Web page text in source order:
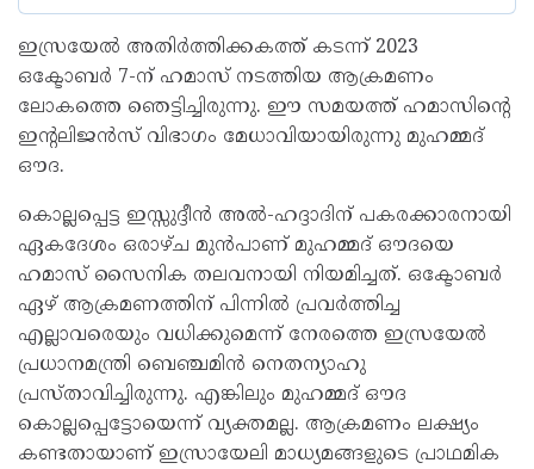
ഇസ്രയേല്‍ അതിര്‍ത്തിക്കകത്ത് കടന്ന് 2023
ഒക്ടോബര്‍ 7-ന് ഹമാസ് നടത്തിയ ആക്രമണം
ലോകത്തെ ഞെട്ടിച്ചിരുന്നു. ഈ സമയത്ത് ഹമാസിന്റെ
ഇന്റലിജന്‍സ് വിഭാഗം മേധാവിയായിരുന്നു മുഹമ്മദ്
ഔദ.
കൊല്ലപ്പെട്ട ഇസ്സുദ്ദീന്‍ അല്‍-ഹദ്ദാദിന് പകരക്കാരനായി
ഏകദേശം ഒരാഴ്ച മുന്‍പാണ് മുഹമ്മദ് ഔദയെ
ഹമാസ് സൈനിക തലവനായി നിയമിച്ചത്. ഒക്ടോബര്‍
ഏഴ് ആക്രമണത്തിന് പിന്നില്‍ പ്രവര്‍ത്തിച്ച
എല്ലാവരെയും വധിക്കുമെന്ന് നേരത്തെ ഇസ്രയേല്‍
പ്രധാനമന്ത്രി ബെഞ്ചമിന്‍ നെതന്യാഹു
പ്രസ്താവിച്ചിരുന്നു. എങ്കിലും മുഹമ്മദ് ഔദ
കൊല്ലപ്പെട്ടോയെന്ന് വ്യക്തമല്ല. ആക്രമണം ലക്ഷ്യം
കണ്ടതായാണ് ഇസ്രായേലി മാധ്യമങ്ങളുടെ പ്രാഥമിക